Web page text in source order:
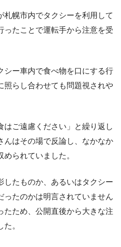
札幌市内でタクシーを利用して
ったことで運転手から注意を受
シー車内で食べ物を口にする行
照らし合わせても問題視されや
はご遠慮ください」と繰り返し
んはその場で反論し、なかなか
られていました。
したものか、あるいはタクシー
ったのかは明言されていません
たため、公開直後から大きな注
。